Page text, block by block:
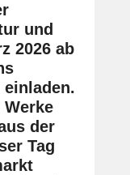
und
2026 ab
einladen.
der
Tag